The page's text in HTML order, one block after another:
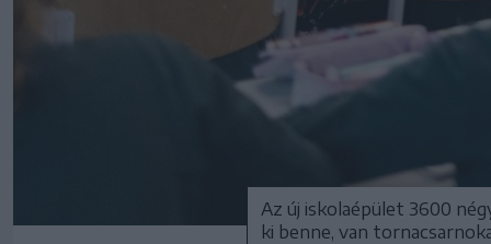
Az új iskolaépület 3600
ki benne, van